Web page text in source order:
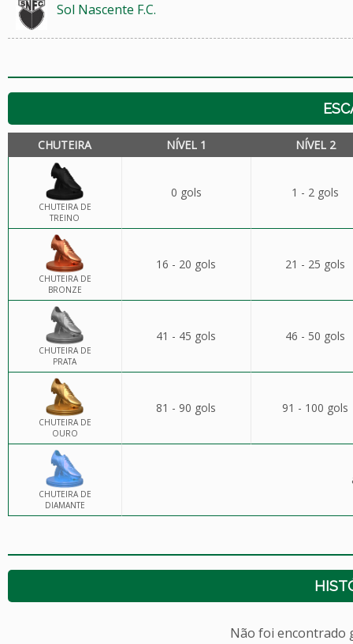
Sol Nascente F.C.
CHUTEIRA NÍVEL 1 NÍVEL 2
CHUTEIRA DE
TREINO
0 gols 1 - 2 gols
CHUTEIRA DE
BRONZE
16 - 20 gols 21 - 25 gols
CHUTEIRA DE
PRATA
41 - 45 gols 46 - 50 gols
CHUTEIRA DE
OURO
81 - 90 gols 91 - 100 gols
CHUTEIRA DE
DIAMANTE
Não foi encontrado